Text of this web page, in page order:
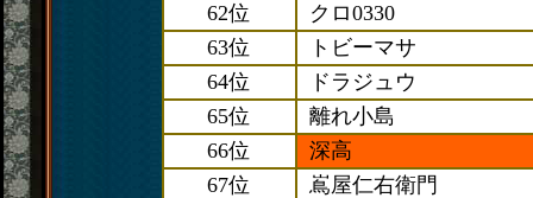
62位
クロ0330
63位
トビーマサ
64位
ドラジュウ
65位
離れ小島
66位
深高
67位
嶌屋仁右衛門